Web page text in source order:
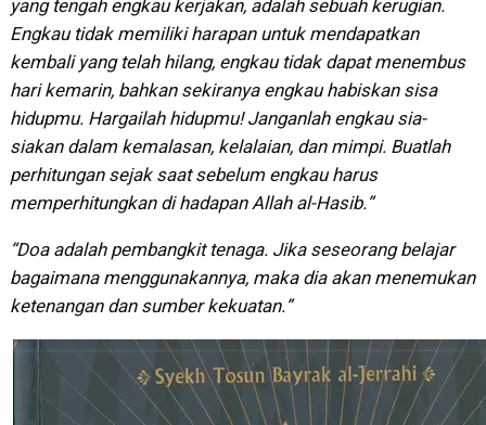
yang tengah engkau kerjakan, adalah sebuah kerugian.
Engkau tidak memiliki harapan untuk mendapatkan
kembali yang telah hilang, engkau tidak dapat menembus
hari kemarin, bahkan sekiranya engkau habiskan sisa
hidupmu. Hargailah hidupmu! Janganlah engkau sia-
siakan dalam kemalasan, kelalaian, dan mimpi. Buatlah
perhitungan sejak saat sebelum engkau harus
memperhitungkan di hadapan Allah al-Hasib.”
“Doa adalah pembangkit tenaga. Jika seseorang belajar
bagaimana menggunakannya, maka dia akan menemukan
ketenangan dan sumber kekuatan.”